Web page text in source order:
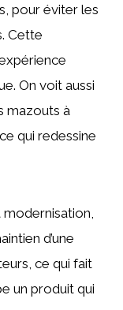
pour éviter les
Cette
On voit aussi
mazouts à
qui redessine
d’une
ce qui fait
un produit qui